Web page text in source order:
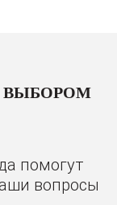
ВЫБОРОМ
помогут
вопросы